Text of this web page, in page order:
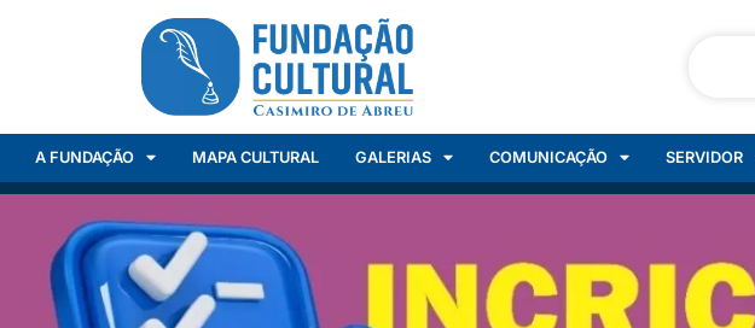
A FUNDAÇÃO MAPA CULTURAL GALERIAS COMUNICAÇÃO SERVIDOR